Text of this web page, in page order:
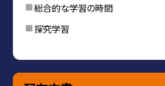
総合的な学習の時間
探究学習